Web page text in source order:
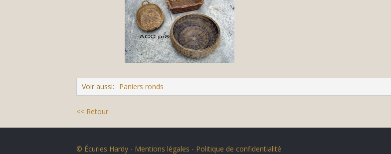
Voir aussi: Paniers ronds
<< Retour
© Écuries Hardy - Mentions légales - Politique de confidentialité